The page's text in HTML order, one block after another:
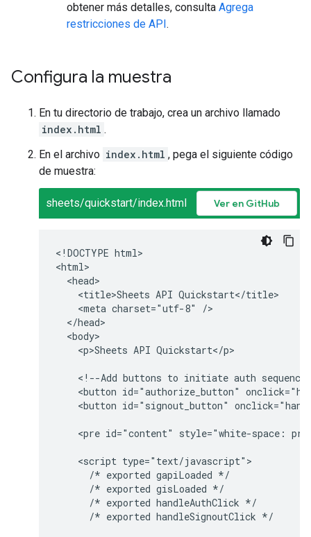
obtener más detalles, consulta Agrega
restricciones de API.
Configura la muestra
En tu directorio de trabajo, crea un archivo llamado
index.html .
En el archivo index.html , pega el siguiente código
de muestra:
sheets/quickstart/index.html Ver en GitHub
<!DOCTYPE html>
<html>
  <head>
    <title>Sheets API Quickstart</title>
    <meta charset="utf-8" />
  </head>
  <body>
    <p>Sheets API Quickstart</p>
<!--Add buttons to initiate auth sequence
<button id="authorize_button"
<button id="signout_button"
<pre id="content" style="white-space:
    <script type="text/javascript">
      /* exported gapiLoaded */
      /* exported gisLoaded */
      /* exported handleAuthClick */
      /* exported handleSignoutClick */